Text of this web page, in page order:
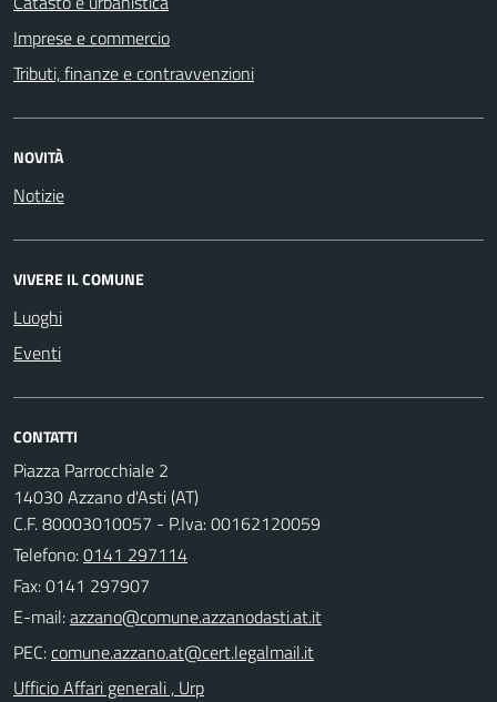
Imprese e commercio
Tributi, finanze e contravvenzioni
NOVITÀ
Notizie
VIVERE IL COMUNE
Luoghi
Eventi
CONTATTI
Piazza Parrocchiale 2
14030 Azzano d'Asti (AT)
C.F. 80003010057 - P.Iva: 00162120059
Telefono:0141 297114
Fax: 0141 297907
E-mail:
PEC:
Ufficio Affari generali , Urp